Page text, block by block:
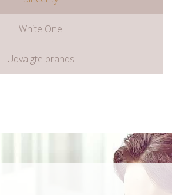
White One
Udvalgte brands